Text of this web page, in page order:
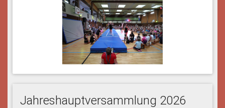
Jahreshauptversammlung 2026